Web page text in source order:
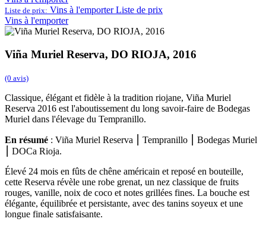
Liste de prix: Vins à l'emporter Liste de prix
Vins à l'emporter
Viña Muriel Reserva, DO RIOJA, 2016
(0 avis)
Classique, élégant et fidèle à la tradition riojane, Viña Muriel
Reserva 2016 est l'aboutissement du long savoir-faire de Bodegas
Muriel dans l'élevage du Tempranillo.
En résumé : Viña Muriel Reserva ⎮ Tempranillo ⎮ Bodegas Muriel
⎮ DOCa Rioja.
Élevé 24 mois en fûts de chêne américain et reposé en bouteille,
cette Reserva révèle une robe grenat, un nez classique de fruits
rouges, vanille, noix de coco et notes grillées fines. La bouche est
élégante, équilibrée et persistante, avec des tanins soyeux et une
longue finale satisfaisante.